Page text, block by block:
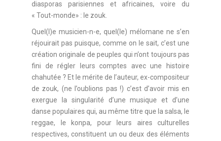
diasporas parisiennes et africaines, voire du
« Tout-monde» : le zouk.
Quel(l)e musicien-n-e, quel(le) mélomane ne s’en
réjouirait pas puisque, comme on le sait, c’est une
création originale de peuples qui n’ont toujours pas
fini de régler leurs comptes avec une histoire
chahutée ? Et le mérite de l’auteur, ex-compositeur
de zouk, (ne l’oublions pas !) c’est d’avoir mis en
exergue la singularité d’une musique et d’une
danse populaires qui, au même titre que la salsa, le
reggae, le konpa, pour leurs aires culturelles
respectives, constituent un ou deux des éléments